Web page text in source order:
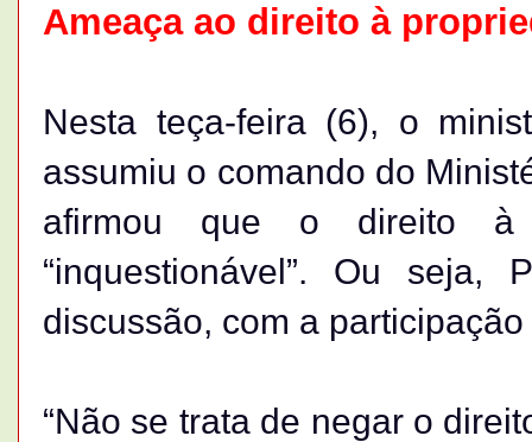
Ameaça ao direito à
Nesta teça-feira (6), o
assumiu o comando do
afirmou que o direito à
“inquestionável”. Ou
discussão, com a
“Não se trata de negar o